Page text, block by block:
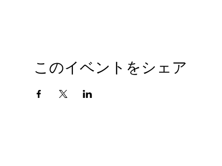
このイベントをシェア